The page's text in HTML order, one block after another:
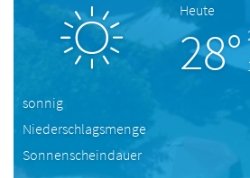
Heute
28°
sonnig
Niederschlagsmenge
Sonnenscheindauer